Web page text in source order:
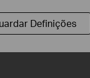
Definições